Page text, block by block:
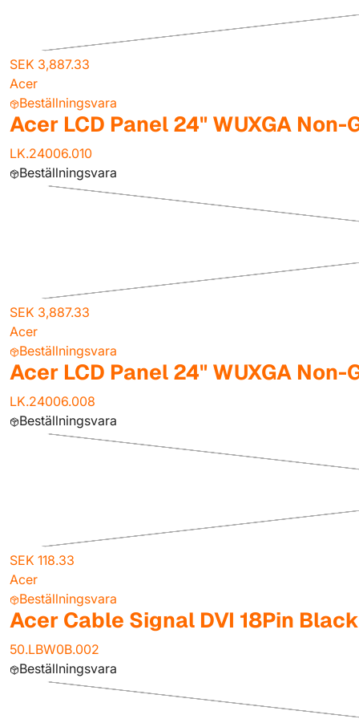
SEK 3,887.33
Acer
Beställningsvara
Acer LCD Panel 24" WUXGA Non-
LK.24006.010
Beställningsvara
SEK 3,887.33
Acer
Beställningsvara
Acer LCD Panel 24" WUXGA Non-
LK.24006.008
Beställningsvara
SEK 118.33
Acer
Beställningsvara
Acer Cable Signal DVI 18Pin Black
50.LBW0B.002
Beställningsvara